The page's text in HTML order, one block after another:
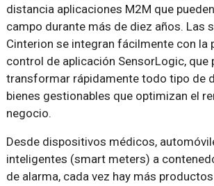
distancia aplicaciones M2M que
campo durante más de diez años. Las
Cinterion se integran fácilmente con la
control de aplicación SensorLogic, que
transformar rápidamente todo tipo de
bienes gestionables que optimizan el
negocio.
Desde dispositivos médicos,
inteligentes (smart meters) a
de alarma, cada vez hay más